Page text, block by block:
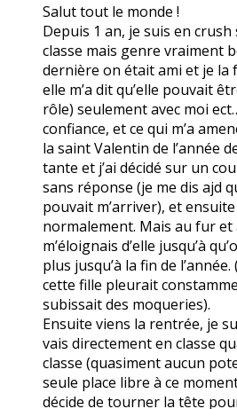
Salut tout le monde !
Depuis 1 an, je suis en
classe mais genre vraiment
dernière on était ami et je
elle m’a dit qu’elle pouvait
rôle) seulement avec moi
confiance, et ce qui m’a
la saint Valentin de l’année
tante et j’ai décidé sur un
sans réponse (je me dis ajd
pouvait m’arriver), et
normalement. Mais au fur et
m’éloignais d’elle jusqu’à
plus jusqu’à la fin de
cette fille pleurait
subissait des moqueries).
Ensuite viens la rentrée, je
vais directement en classe
classe (quasiment aucun
seule place libre à ce
décide de tourner la tête